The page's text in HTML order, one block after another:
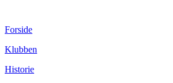
Forside
Klubben
Historie